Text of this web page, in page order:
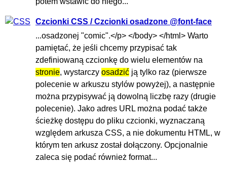
Czcionki CSS / Czcionki osadzone @font-face
...osadzonej "comic".</p> </body> </html> Warto
pamiętać, że jeśli chcemy przypisać tak
zdefiniowaną czcionkę do wielu elementów na
stronie, wystarczy osadzić ją tylko raz (pierwsze
polecenie w arkuszu stylów powyżej), a następnie
można przypisywać ją dowolną liczbę razy (drugie
polecenie). Jako adres URL można podać także
ścieżkę dostępu do pliku czcionki, wyznaczaną
względem arkusza CSS, a nie dokumentu HTML, w
którym ten arkusz został dołączony. Opcjonalnie
zaleca się podać również format...